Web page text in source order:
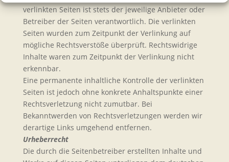
verlinkten Seiten ist stets der jeweilige Anbieter oder
Betreiber der Seiten verantwortlich. Die verlinkten
Seiten wurden zum Zeitpunkt der Verlinkung auf
mögliche Rechtsverstöße überprüft. Rechtswidrige
Inhalte waren zum Zeitpunkt der Verlinkung nicht
erkennbar.
Eine permanente inhaltliche Kontrolle der verlinkten
Seiten ist jedoch ohne konkrete Anhaltspunkte einer
Rechtsverletzung nicht zumutbar. Bei
Bekanntwerden von Rechtsverletzungen werden wir
derartige Links umgehend entfernen.
Urheberrecht
Die durch die Seitenbetreiber erstellten Inhalte und